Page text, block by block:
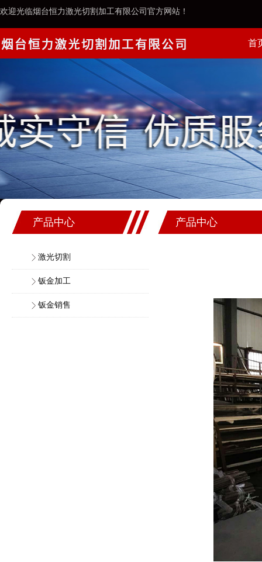
欢迎光临烟台恒力激光切割加工有限公司官方网站！
首
产品中心
激光切割
钣金加工
钣金销售
产品中心